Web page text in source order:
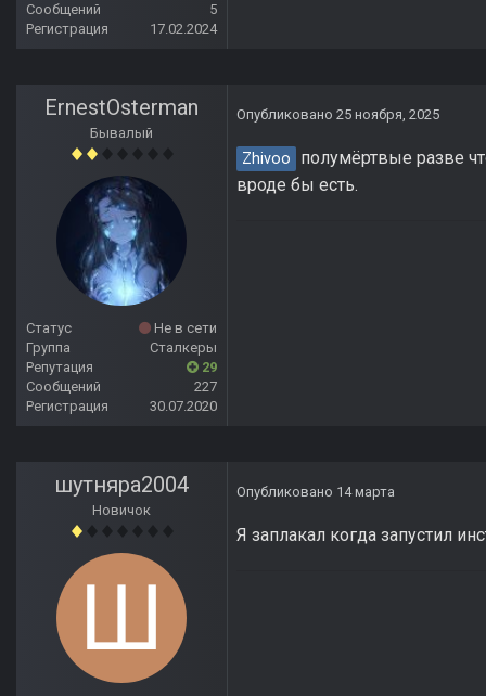
Сообщений
5
Регистрация
17.02.2024
ErnestOsterman
Бывалый
Статус
Не в сети
Группа
Сталкеры
Репутация
29
Сообщений
227
Регистрация
30.07.2020
Опубликовано 25 ноября, 2025
Zhivoo
полумёртвые разве
вроде бы есть.
шутняра2004
Новичок
Опубликовано 14 марта
Я заплакал когда запустил